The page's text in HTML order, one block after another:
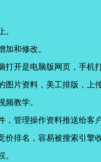
。
加和修改。
开是电脑版网页，手机
片资料，美工排版，上
频教学。
管理操作资料推送给客户
排名，容易被搜索引擎收
。